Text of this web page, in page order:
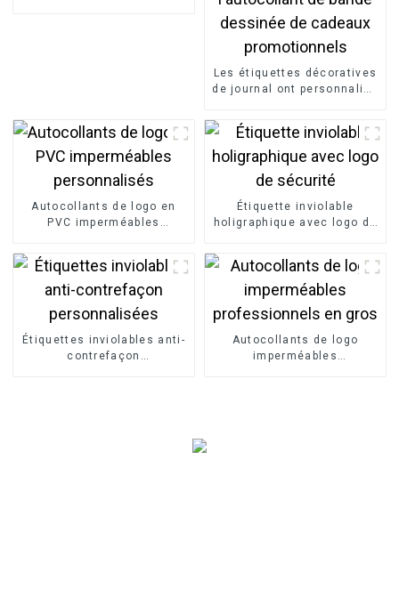
Les étiquettes décoratives
de journal ont personnalisé
dessinée de cadeaux
promotionnels
Autocollants de logo en
PVC imperméables
Étiquette inviolable
holigraphique avec logo de
Étiquettes inviolables anti-
contrefaçon
Autocollants de logo
imperméables